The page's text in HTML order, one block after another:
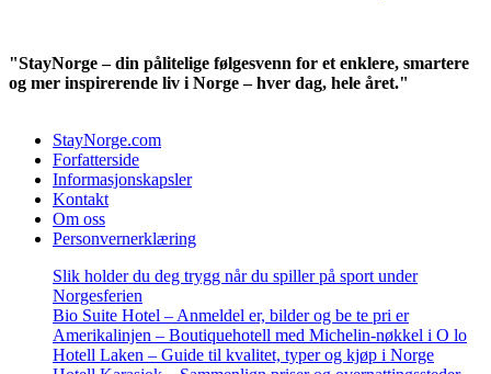
"StayNorge – din pålitelige følgesvenn for et enklere, smartere
og mer inspirerende liv i Norge – hver dag, hele året."
StayNorge.com
Forfatterside
Informasjonskapsler
Kontakt
Om oss
Personvernerklæring
Slik holder du deg trygg når du spiller på sport under
Norgesferien
Bio Suite Hotel – Anmeldel er, bilder og be te pri er
Amerikalinjen – Boutiquehotell med Michelin-nøkkel i O lo
Hotell Laken – Guide til kvalitet, typer og kjøp i Norge